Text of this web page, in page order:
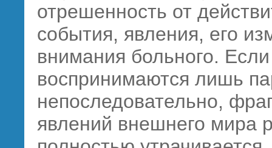
отрешенность от
события, явления, его
внимания больного.
воспринимаются лишь
непоследовательно,
явлений внешнего мира